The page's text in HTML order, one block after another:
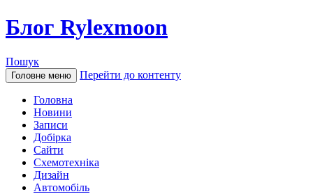
Блог Rylexmoon
Пошук
Головне меню Перейти до контенту
Головна
Новини
Записи
Добірка
Сайти
Схемотехніка
Дизайн
Автомобіль